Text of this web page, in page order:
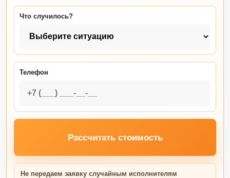
Что случилось?
Телефон
Рассчитать стоимость
Не передаем заявку случайным исполнителям